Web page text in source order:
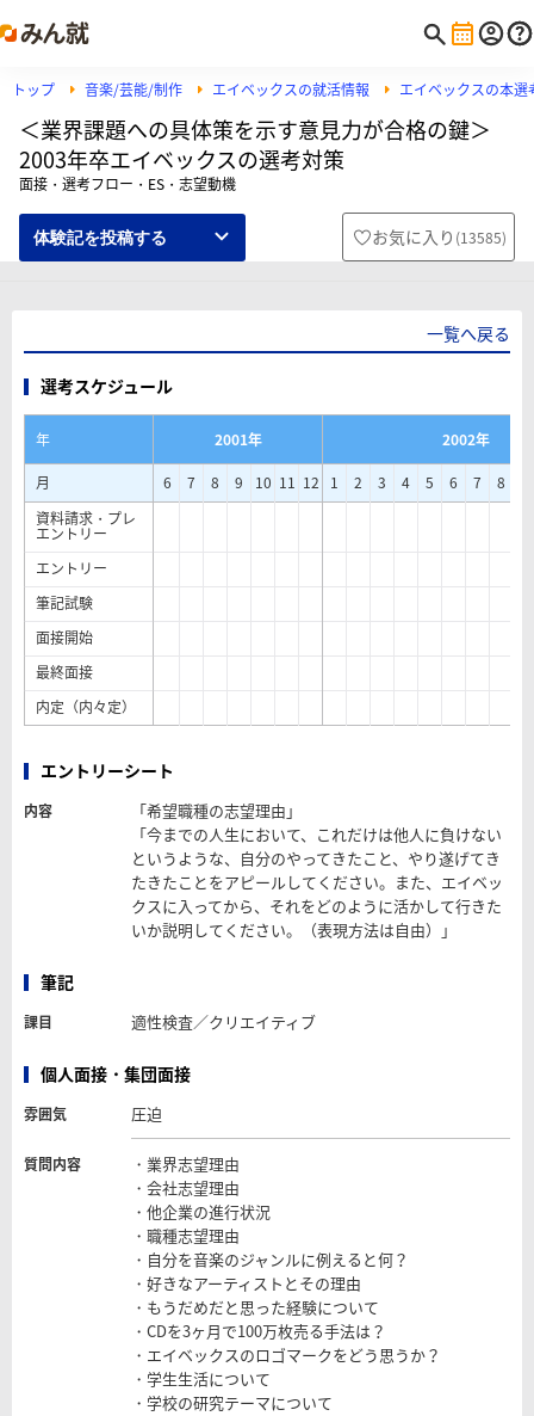
トップ 音楽/芸能/制作 エイベックスの就活情報 エイベックスの本選
＜業界課題への具体策を示す意見力が合格の鍵＞
2003年卒エイベックスの選考対策
面接・選考フロー・ES・志望動機
体験記を投稿する お気に入り (13585)
一覧へ戻る
選考スケジュール
年 2001年
2002年
月
6 7 8 9 10 11 12 1 2 3 4 5 6 7 8
資料請求・プレ
エントリー
エントリー
筆記試験
面接開始
最終面接
内定（内々定）
エントリーシート
内容
「希望職種の志望理由」
「今までの人生において、これだけは他人に負けない
というような、自分のやってきたこと、やり遂げてき
たきたことをアピールしてください。また、エイベッ
クスに入ってから、それをどのように活かして行きた
いか説明してください。（表現方法は自由）」
筆記
課目 適性検査／クリエイティブ
個人面接・集団面接
雰囲気 圧迫
質問内容
・業界志望理由
・会社志望理由
・他企業の進行状況
・職種志望理由
・自分を音楽のジャンルに例えると何？
・好きなアーティストとその理由
・もうだめだと思った経験について
・CDを3ヶ月で100万枚売る手法は？
・エイベックスのロゴマークをどう思うか？
・学生生活について
・学校の研究テーマについて